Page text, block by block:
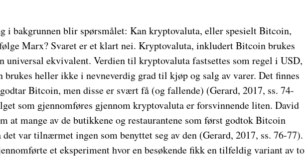
i bakgrunnen blir spørsmålet: Kan kryptovaluta, eller spesielt Bitcoin,
Marx? Svaret er et klart nei. Kryptovaluta, inkludert Bitcoin brukes
universal ekvivalent. Verdien til kryptovaluta fastsettes som regel i USD,
heller ikke i nevneverdig grad til kjøp og salg av varer. Det finnes
Bitcoin, men disse er svært få (og fallende) (Gerard, 2017, ss. 74-
som gjennomføres gjennom kryptovaluta er forsvinnende liten. David
at mange av de butikkene og restaurantene som først godtok Bitcoin
var tilnærmet ingen som benyttet seg av den (Gerard, 2017, ss. 76-77).
et eksperiment hvor en besøkende fikk en tilfeldig variant av to